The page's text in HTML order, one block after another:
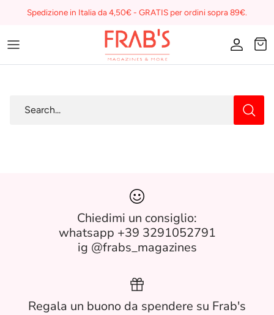
Spedizione in Italia da 4,50€ - GRATIS per ordini sopra 89€.
Magazines
I miei preferiti su Frab's
Search
Chiedimi un consiglio:
whatsapp +39 3291052791
ig @frabs_magazines
Regala un buono da spendere su Frab's